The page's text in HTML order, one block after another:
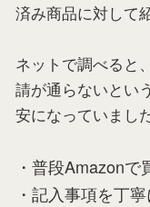
済み商品に対して
ネットで調べると
請が通らないとい
安になっていまし
・普段Amazon
・記入事項を丁寧